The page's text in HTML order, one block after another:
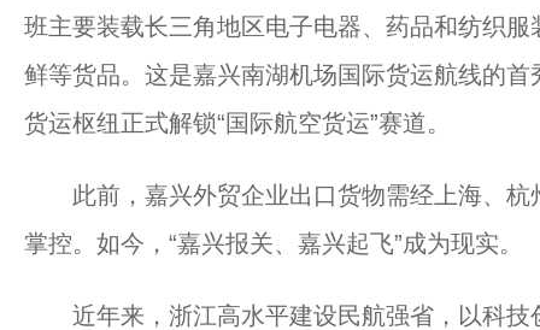
班主要装载长三角地区电子电器、药品和纺织
鲜等货品。这是嘉兴南湖机场国际货运航线的
货运枢纽正式解锁“国际航空货运”赛道。
此前，嘉兴外贸企业出口货物需经上海、杭
掌控。如今，“嘉兴报关、嘉兴起飞”成为现实。
近年来，浙江高水平建设民航强省，以科技